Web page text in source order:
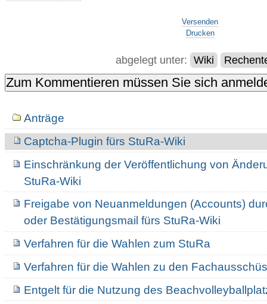
Versenden
Drucken
abgelegt unter: Wiki
NavigationAnträge
Captcha-Plugin fürs StuRa-Wiki
Einschränkung der Veröffentlichung von
StuRa-Wiki
Freigabe von Neuanmeldungen (Accounts)
oder Bestätigungsmail fürs StuRa-Wiki
Verfahren für die Wahlen zum StuRa
Verfahren für die Wahlen zu den
Entgelt für die Nutzung des